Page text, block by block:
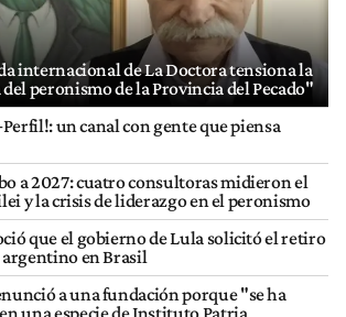
internacional de La Doctora tensiona la
peronismo de la Provincia del Pecado"
un canal con gente que piensa
a 2027: cuatro consultoras midieron el
y la crisis de liderazgo en el peronismo
que el gobierno de Lula solicitó el retiro
en Brasil
a una fundación porque "se ha